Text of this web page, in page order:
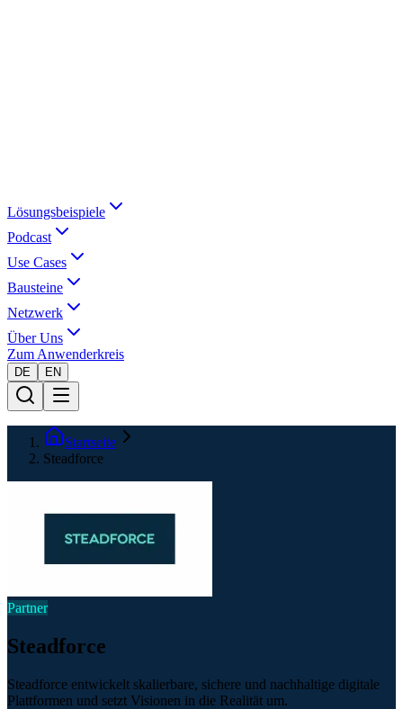
Lösungsbeispiele
Podcast
Use Cases
Bausteine
Netzwerk
Über Uns
Zum Anwenderkreis
DE EN
Startseite
Steadforce
Partner
Steadforce
Steadforce entwickelt skalierbare, sichere und nachhaltige digitale
Plattformen und setzt Visionen in die Realität um.